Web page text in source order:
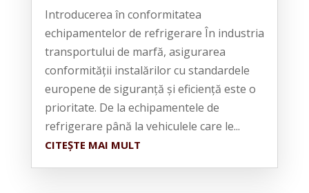
Introducerea în conformitatea
echipamentelor de refrigerare În industria
transportului de marfă, asigurarea
conformității instalărilor cu standardele
europene de siguranță și eficiență este o
prioritate. De la echipamentele de
refrigerare până la vehiculele care le...
CITEȘTE MAI MULT